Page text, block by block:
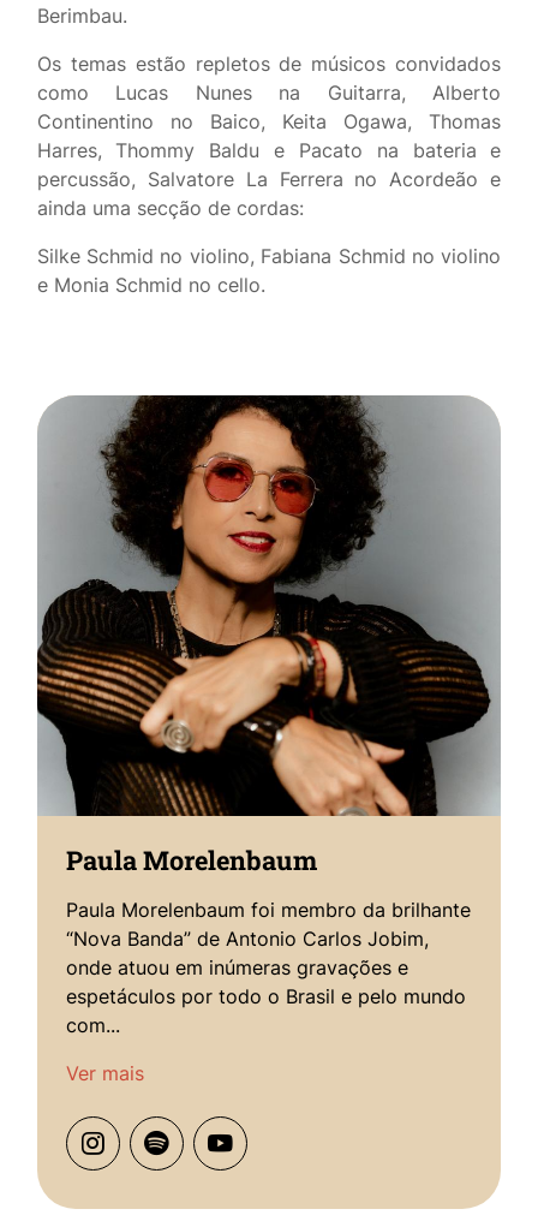
Berimbau.
Os temas estão repletos de músicos convidados
como Lucas Nunes na Guitarra, Alberto
Continentino no Baico, Keita Ogawa, Thomas
Harres, Thommy Baldu e Pacato na bateria e
percussão, Salvatore La Ferrera no Acordeão e
ainda uma secção de cordas:
Silke Schmid no violino, Fabiana Schmid no violino
e Monia Schmid no cello.
Paula Morelenbaum
Paula Morelenbaum foi membro da brilhante
“Nova Banda” de Antonio Carlos Jobim,
onde atuou em inúmeras gravações e
espetáculos por todo o Brasil e pelo mundo
com...
Ver mais